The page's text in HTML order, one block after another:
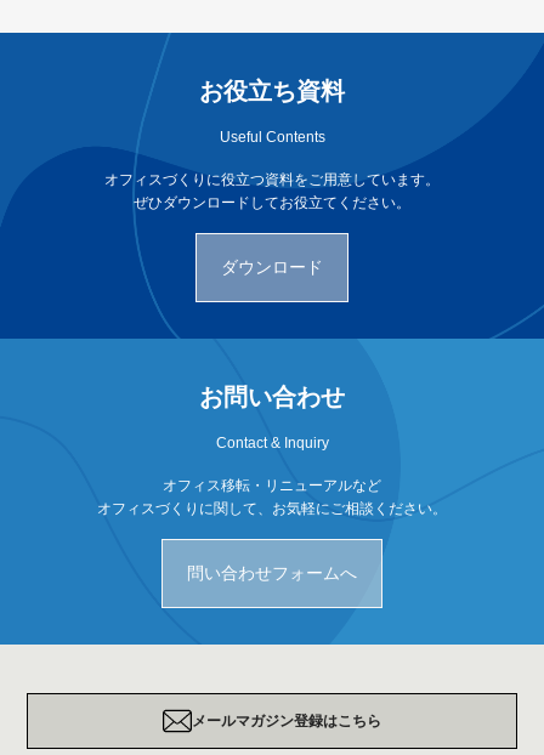
お役立ち資料
Useful Contents
オフィスづくりに役立つ資料をご用意しています。
ぜひダウンロードしてお役立てください。
ダウンロード
お問い合わせ
Contact & Inquiry
オフィス移転・リニューアルなど
オフィスづくりに関して、お気軽にご相談ください。
問い合わせフォームへ
メールマガジン登録はこちら